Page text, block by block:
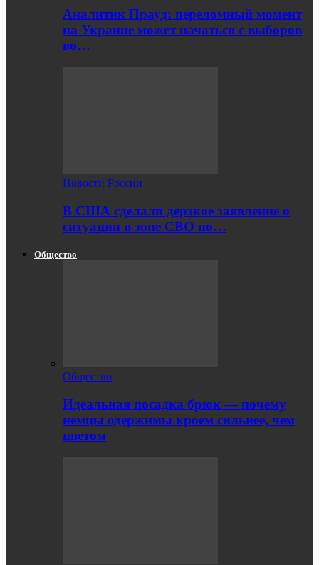
Аналитик Прауд: переломный момент
на Украине может начаться с выборов
во…
Новости России
В США сделали дерзкое заявление о
ситуации в зоне СВО по…
Общество
Общество
Идеальная посадка брюк — почему
немцы одержимы кроем сильнее, чем
цветом